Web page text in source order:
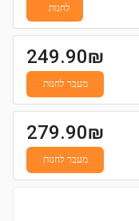
לחנות
249.90₪
מעבר לחנות
279.90₪
מעבר לחנות